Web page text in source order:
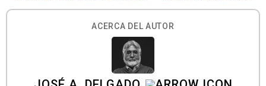
ACERCA DEL AUTOR